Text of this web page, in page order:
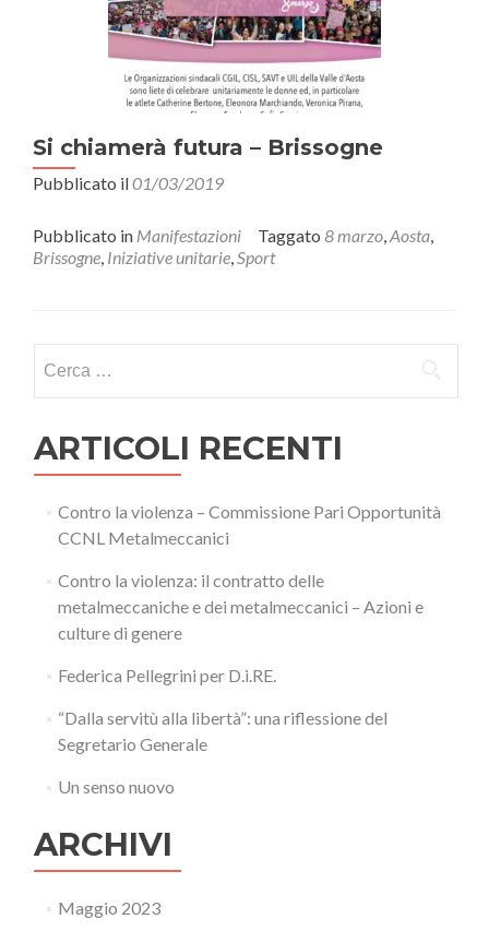
Si chiamerà futura – Brissogne
Pubblicato il01/03/2019
Pubblicato in Manifestazioni Taggato 8 marzo,Aosta,
Brissogne, Iniziative unitarie,Sport
per:
ARTICOLI RECENTI
Contro la violenza – Commissione Pari Opportunità
CCNL Metalmeccanici
Contro la violenza: il contratto delle
metalmeccaniche e dei metalmeccanici – Azioni e
culture di genere
Federica Pellegrini per D.i.RE.
“Dalla servitù alla libertà”: una riflessione del
Segretario Generale
Un senso nuovo
ARCHIVI
Maggio 2023